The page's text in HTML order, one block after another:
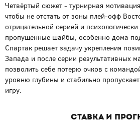
Четвёртый сюжет - турнирная
чтобы не отстать от зоны плей-офф
отрицательной серией и
пропущенные шайбы, особенно дома
Спартак решает задачу укрепления
Запада и после серии результативных
позволить себе потерю очков с
уровню глубины и стабильно
игру.
Ставка и